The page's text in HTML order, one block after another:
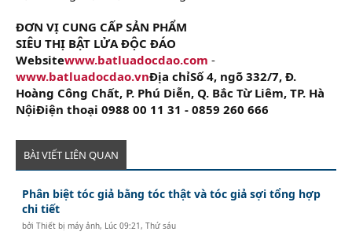
ĐƠN VỊ CUNG CẤP SẢN PHẨM
SIÊU THỊ BẬT LỬA ĐỘC ĐÁO
Websitewww.batluadocdao.com -
www.batluadocdao.vnĐịa chỉSố 4, ngõ 332/7, Đ.
Hoàng Công Chất, P. Phú Diễn, Q. Bắc Từ Liêm, TP. Hà
NộiĐiện thoại 0988 00 11 31 - 0859 260 666
BÀI VIẾT LIÊN QUAN
Phân biệt tóc giả bằng tóc thật và tóc giả sợi tổng hợp
chi tiết
bởiThiết bị máy ảnh, Lúc 09:21, Thứ sáu